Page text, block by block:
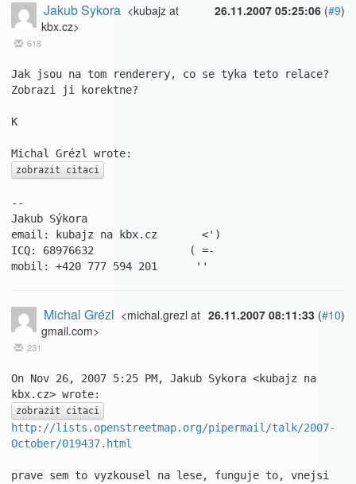
26.11.2007 05:25:06 (#9)
Jakub Sykora <kubajz at
kbx.cz>
618
Jak jsou na tom renderery, co se tyka teto relace?
Zobrazi ji korektne?
K
zobrazit citaci
--
Jakub Sýkora
email: kubajz na kbx.cz       <')
ICQ: 68976632               ( =-
mobil: +420 777 594 201      ''
26.11.2007 08:11:33 (#10)
Michal Grézl <michal.grezl at
gmail.com>
231
On Nov 26, 2007 5:25 PM, Jakub Sykora <kubajz na
zobrazit citaci
http://lists.openstreetmap.org/pipermail/talk/2007-
October/019437.html
prave sem to vyzkousel na lese, funguje to, vnejsi